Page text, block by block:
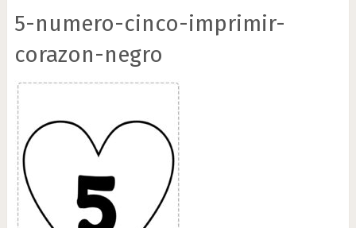
5-numero-cinco-imprimir-
corazon-negro